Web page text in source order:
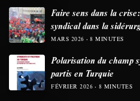
Faire sens dans la
syndical dans la
MARS 2026 8 MINUTES
Polarisation du champ
partis en Turquie
FÉVRIER 2026 8 MINUTES